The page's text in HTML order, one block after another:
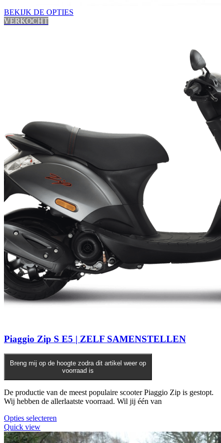
BEKIJK DE OPTIES
VERKOCHT
Piaggio Zip S E5 | ZELF SAMENSTELLEN
Breng mij op de hoogte zodra dit artikel weer op
voorraad is
De productie van de meest populaire scooter Piaggio Zip is gestopt.
Wij hebben de allerlaatste voorraad. Wil jij één van
Opties selecteren
Quick view